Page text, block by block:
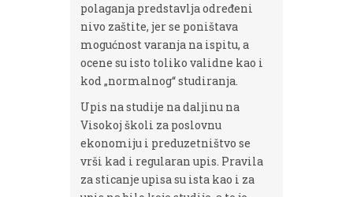
polaganja predstavlja određeni
nivo zaštite, jer se poništava
mogućnost varanja na ispitu, a
ocene su isto toliko validne kao i
kod „normalnog“ studiranja.
Upis na studije na daljinu na
Visokoj školi za poslovnu
ekonomiju i preduzetništvo se
vrši kad i regularan upis. Pravila
za sticanje upisa su ista kao i za